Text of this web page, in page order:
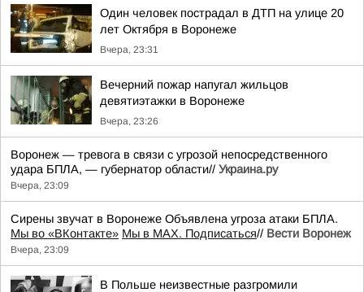
Один человек пострадал в ДТП на улице 20
лет Октября в Воронеже
Вчера, 23:31
Вечерний пожар напугал жильцов
девятиэтажки в Воронеже
Вчера, 23:26
Воронеж — тревога в связи с угрозой непосредственного
удара БПЛА, — губернатор области// Украина.ру
Вчера, 23:09
Сирены звучат в Воронеже Объявлена угроза атаки БПЛА.
Мы во «ВКонтакте» Мы в MAX. Подписаться// Вести Воронеж
Вчера, 23:09
В Польше неизвестные разгромили